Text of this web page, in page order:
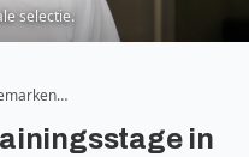
selectie.
in